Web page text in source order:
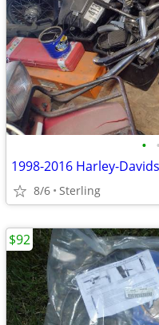
• •
1998-2016 Harley-
8/6 Sterling
$92